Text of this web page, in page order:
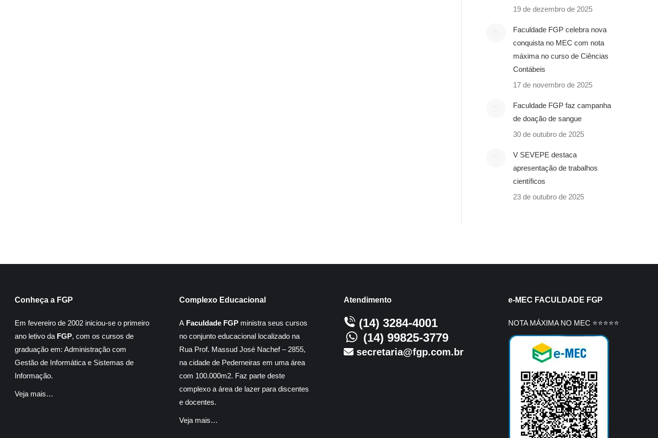
19 de dezembro de 2025
Faculdade FGP celebra nova
conquista no MEC com nota
máxima no curso de Ciências
Contábeis
17 de novembro de 2025
Faculdade FGP faz campanha
de doação de sangue
30 de outubro de 2025
V SEVEPE destaca
apresentação de trabalhos
científicos
23 de outubro de 2025
Conheça a FGP
Em fevereiro de 2002 iniciou-se o primeiro
ano letivo da FGP, com os cursos de
graduação em: Administração com
Gestão de Informática e Sistemas de
Informação.
Veja mais…
Complexo Educacional
A Faculdade FGP ministra seus cursos
no conjunto educacional localizado na
Rua Prof. Massud José Nachef – 2855,
na cidade de Pederneiras em uma área
com 100.000m2. Faz parte deste
complexo a área de lazer para discentes
e docentes.
Veja mais…
Atendimento
(14) 3284-4001
(14) 99825-3779
secretaria@fgp.com.br
e-MEC FACULDADE FGP
NOTA MÁXIMA NO MEC ⭐⭐⭐⭐⭐